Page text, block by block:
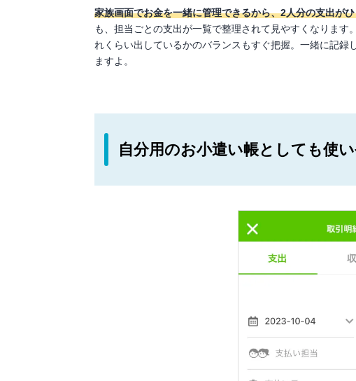
家族画面でお金を一緒に管理できるから、2人分の支出が
も、担当ごとの支出が一覧で整理されて見やすくなりま
れくらい出しているかのバランスもすぐ把握。一緒に記録
ますよ。
自分用のお小遣い帳としても使